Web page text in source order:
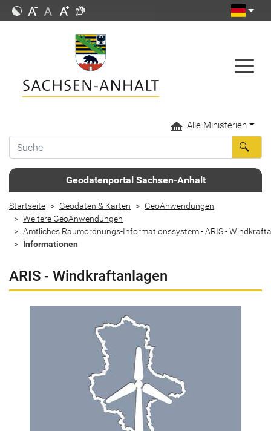
Alle Ministerien
Geodatenportal Sachsen-Anhalt
Startseite Geodaten & Karten
GeoAnwendungen
Weitere GeoAnwendungen
Amtliches Raumordnungs-Informationssystem - ARIS -
Informationen
ARIS - Windkraftanlagen